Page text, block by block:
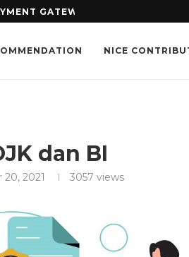
GATEWAY: MANA YANG
NICE
dan BI
2021 3057 views